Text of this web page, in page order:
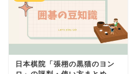
日本棋院「張栩の黒猫のヨン